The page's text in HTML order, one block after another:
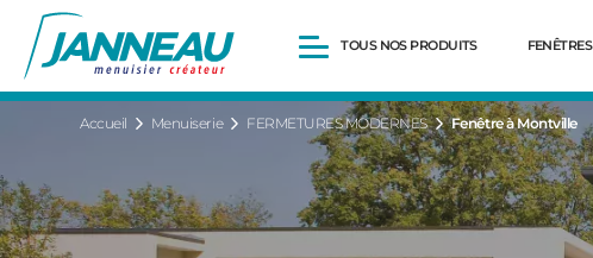
TOUS NOS PRODUITS
Portes d’entrée
Volets roulants
Accueil Menuiserie FERMETURES MODERNES Fenêtre à Montville